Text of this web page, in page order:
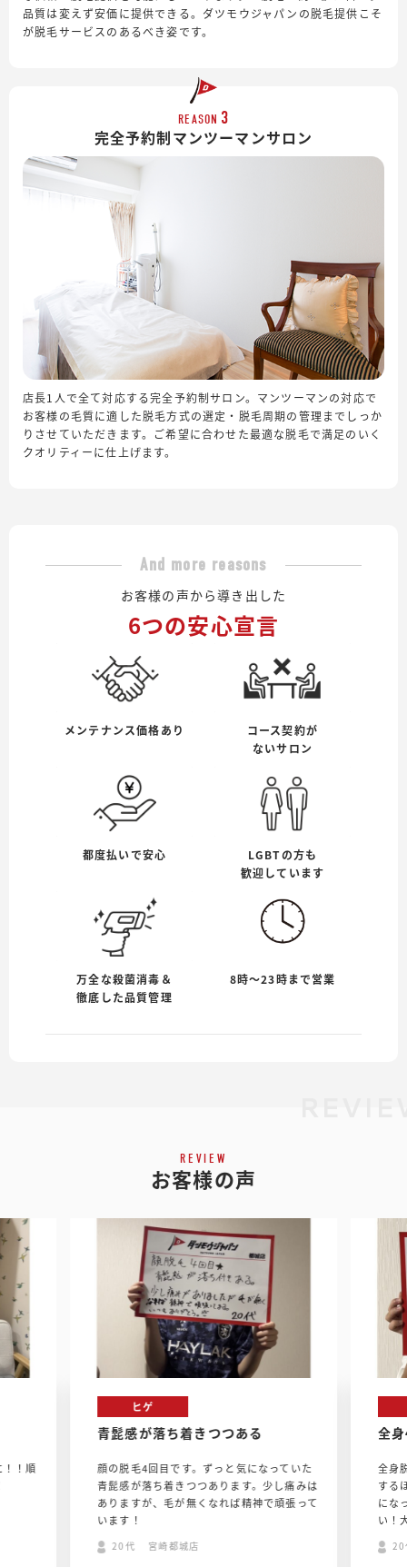
品質は変えず安価に提供できる。ダツモウジャパンの脱毛提供こそ
が脱毛サービスのあるべき姿です。
REASON 3
完全予約制マンツーマンサロン
店長1人で全て対応する完全予約制サロン。マンツーマンの対応で
お客様の毛質に適した脱毛方式の選定・脱毛周期の管理までしっか
りさせていただきます。ご希望に合わせた最適な脱毛で満足のいく
クオリティーに仕上げます。
And more reasons
お客様の声から導き出した
6つの安心宣言
メンテナンス価格あり
コース契約が
ないサロン
都度払いで安心
LGBTの方も
歓迎しています
万全な殺菌消毒＆
徹底した品質管理
8時〜23時まで営業
REVIEW
お客様の声
！順
ヒゲ
青髭感が落ち着きつつある
顔の脱毛4回目です。ずっと気になっていた
青髭感が落ち着きつつあります。少し痛みは
ありますが、毛が無くなれば精神で頑張って
います！
20代 宮崎都城店
全
全身
する
にな
い！